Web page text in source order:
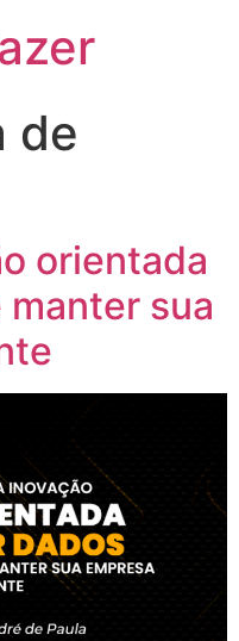
de
orientada
sua